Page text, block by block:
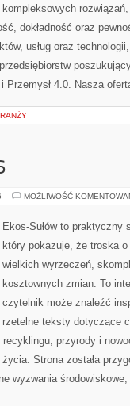
kompleksowych
dokładność oraz
usług oraz
Przemysł 4.0. Nasza
MOŻLIWOŚĆ
Ekos-Sułów to praktyczny
który pokazuje, że troska
wielkich wyrzeczeń,
kosztownych zmian. To
czytelnik może znaleźć
rzetelne teksty dotyczące
przyrody i
Strona została
wyzwania